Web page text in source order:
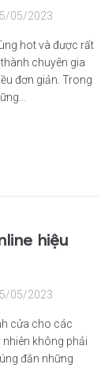
05/2023
hot và được rất
chuyên gia
đơn giản. Trong
hiệu
05/2023
cửa cho các
không phải
đắn những